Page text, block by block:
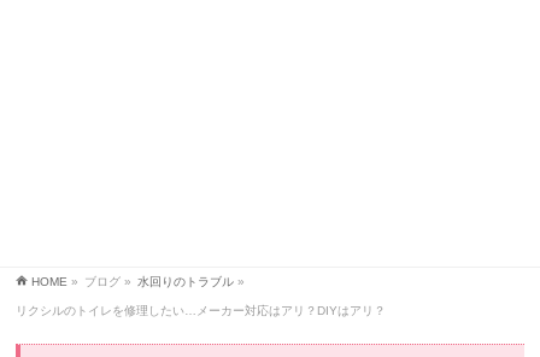
HOME » ブログ » 水回りのトラブル »
リクシルのトイレを修理したい…メーカー対応はアリ？DIYはアリ？